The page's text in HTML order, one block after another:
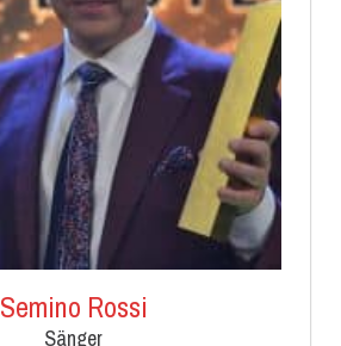
Semino Rossi
Sänger